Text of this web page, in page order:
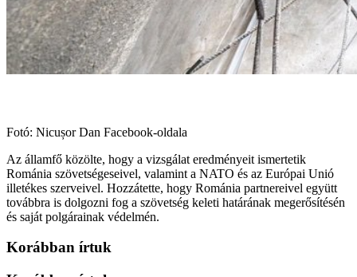
Fotó: Nicușor Dan Facebook-oldala
Az államfő közölte, hogy a vizsgálat eredményeit ismertetik
Románia szövetségeseivel, valamint a NATO és az Európai Unió
illetékes szerveivel. Hozzátette, hogy Románia partnereivel együtt
továbbra is dolgozni fog a szövetség keleti határának megerősítésén
és saját polgárainak védelmén.
Korábban írtuk